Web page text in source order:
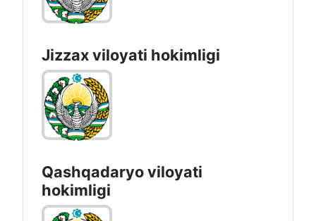
Jizzах vilоyati hоkimligi
Qashqadaryo viloyati
hоkimligi